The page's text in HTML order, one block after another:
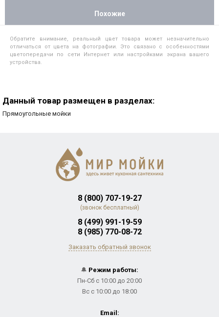
Похожие
Обратите внимание, реальный цвет товара может незначительно
отличаться от цвета на фотографии. Это связано с особенностями
цветопередачи по сети Интернет или настройками экрана вашего
устройства.
Данный товар размещен в разделах:
Прямоугольные мойки
8 (800) 707-19-27
(звонок бесплатный)
8 (499) 991-19-59
8 (985) 770-08-72
Заказать обратный звонок
🔔 Режим работы:
Пн-Сб с 10:00 до 20:00
Вс с 10:00 до 18:00
Email: